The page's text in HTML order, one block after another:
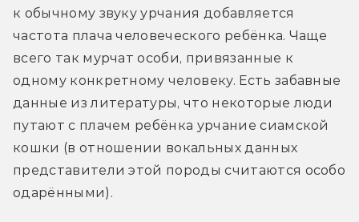
к обычному звуку урчания добавляется
частота плача человеческого ребёнка. Чаще
всего так мурчат особи, привязанные к
одному конкретному человеку. Есть забавные
данные из литературы, что некоторые люди
путают с плачем ребёнка урчание сиамской
кошки (в отношении вокальных данных
представители этой породы считаются особо
одарёнными).